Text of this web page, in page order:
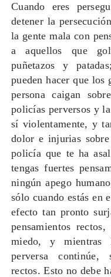
Cuando eres
detener la
la gente mala con
a aquellos que
puñetazos y
pueden hacer que los
persona caigan
policías perversos y
sí violentamente, y
dolor e injurias
policía que te ha
tengas fuertes
ningún apego
sólo cuando estás en
efecto tan pronto
pensamientos
miedo, y mientras
perversa continúe,
rectos. Esto no debe